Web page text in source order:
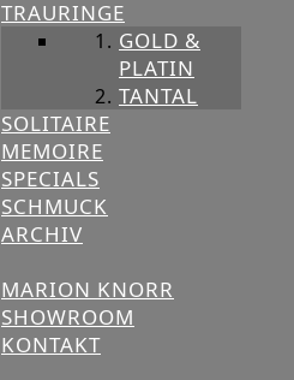
TRAURINGE
GOLD &
PLATIN
TANTAL
SOLITAIRE
MEMOIRE
SPECIALS
SCHMUCK
ARCHIV
MARION KNORR
SHOWROOM
KONTAKT